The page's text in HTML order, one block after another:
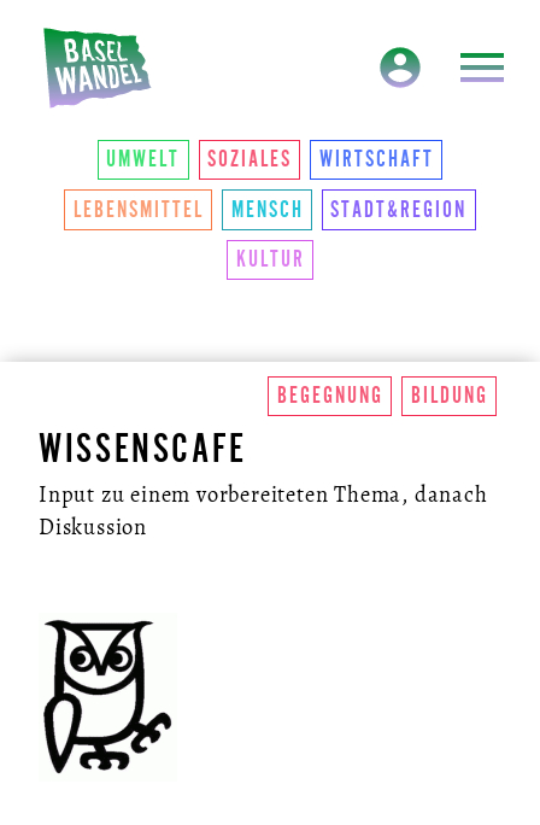
HAUPTNAVIGATION
THEMEN
UMWELT SOZIALES WIRTSCHAFT
LEBENSMITTEL MENSCH STADT&REGION
KULTUR
BEGEGNUNG BILDUNG
WISSENSCAFE
Input zu einem vorbereiteten Thema, danach
Diskussion